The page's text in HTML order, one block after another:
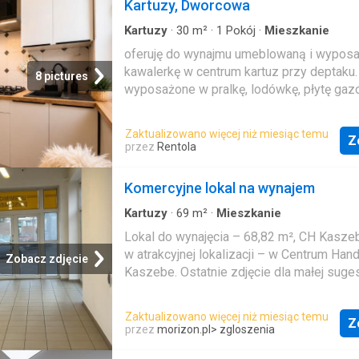
8 pictures
Kartuzy, Dworcowa
Kartuzy · 30 m² · 1 Pokój · Mieszkanie
oferuję do wynajmu umeblowaną i
kawalerkę w centrum kartuz przy
wyposażone w pralkę, lodówkę, płytę
kuchenne a także wyposażenie sypialni.
zamieszkać od razu. nieruchomość
urządzona z osobną sypialnią. w
wszystkich atrakcji w kartuzach oraz do
miejskiej pkm i pks. zapraszam na
Zaktualizowano więcej niż miesiąc temu
przez Rentola
Zobacz zdjęcie
Komercyjne lokal na wynajem
Kartuzy · 69 m² · Mieszkanie
Lokal do wynajęcia – 68,82 m², CH
w atrakcyjnej lokalizacji – w Centrum
Kaszebe. Ostatnie zdjęcie dla małej
towaru. Charakterystyka lokalu:• duża,
przestrzeń,• 4 duże okna zapewniające
światło i możliwość atrakcyjnej
Zaktualizowano więcej niż miesiąc temu
przez morizon.pl > zgloszenia